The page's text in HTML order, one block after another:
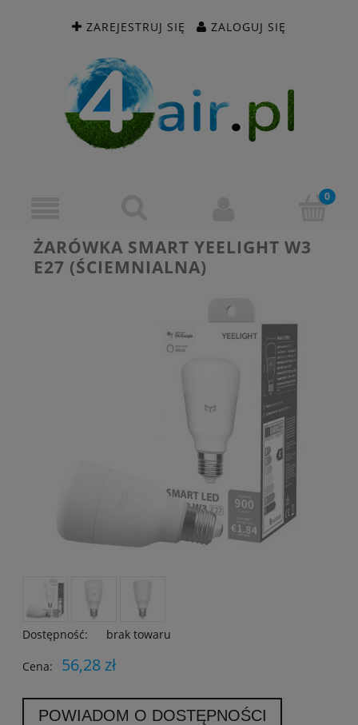
ZAREJESTRUJ SIĘ ZALOGUJ SIĘ
ŻARÓWKA SMART YEELIGHT W3
E27 (ŚCIEMNIALNA)
Dostępność: brak towaru
Cena: 56,28 zł
POWIADOM O DOSTĘPNOŚCI